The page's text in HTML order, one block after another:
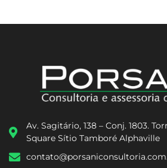
Av. Sagitário, 138 – Conj. 1803.
Square Sítio Tamboré Alphaville